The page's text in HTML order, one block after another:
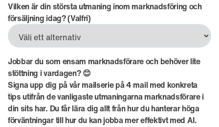
Vilken är din största utmaning inom marknadsföring och
försäljning idag? (Valfri)
Jobbar du som ensam marknadsförare och behöver lite
stöttning i vardagen? 😊
Signa upp dig på vår mailserie på 4 mail med konkreta
tips utifrån de vanligaste utmaningarna marknadsförare i
din sits har. Du får lära dig allt från hur du hanterar höga
förväntningar till hur du kan jobba mer effektivt med AI.